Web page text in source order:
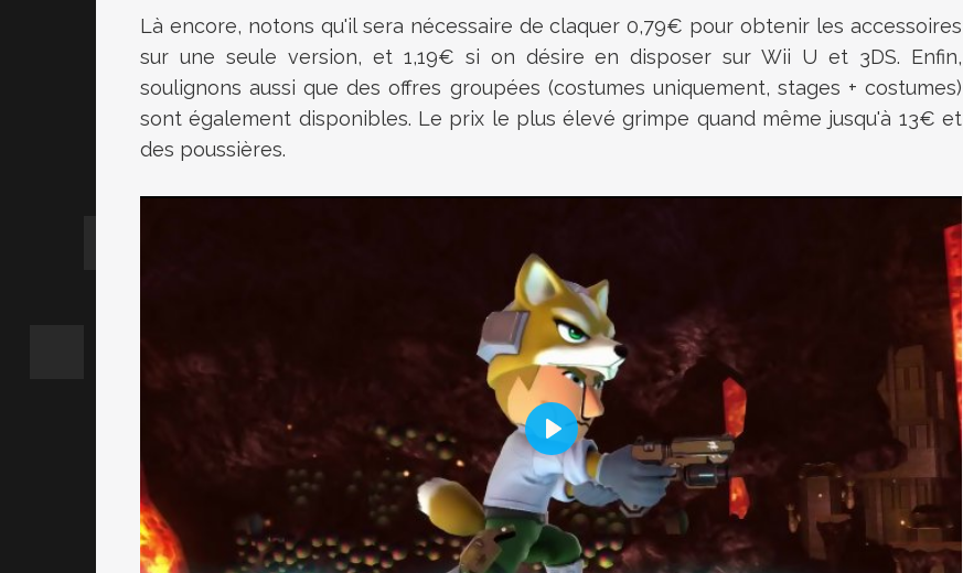
Là encore, notons qu'il sera nécessaire de claquer 0,79€ pour obtenir les accessoires
sur une seule version, et 1,19€ si on désire en disposer sur Wii U et 3DS. Enfin,
soulignons aussi que des offres groupées (costumes uniquement, stages + costumes)
sont également disponibles. Le prix le plus élevé grimpe quand même jusqu'à 13€ et
des poussières.